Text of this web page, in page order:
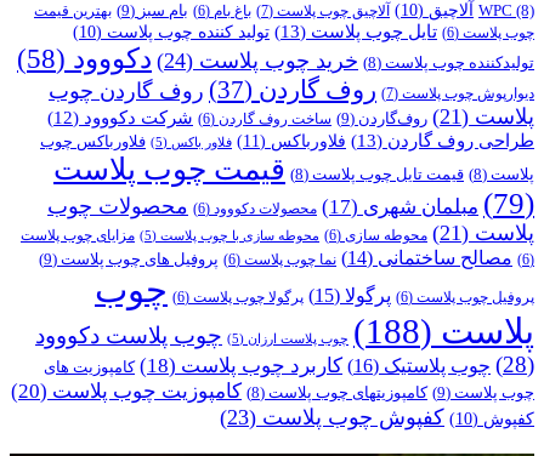
WPC (8) آلاچیق (10) آلاچیق چوب پلاست (7) باغ بام (6) بام سبز (9)
بهترین قیمت
چوب پلاست (6) تایل چوب پلاست (13) تولید کننده چوب پلاست (10)
تولیدکننده چوب پلاست (8) خرید چوب پلاست (24) دکووود (58)
دیوارپوش چوب پلاست (7) روف گاردن (37)
روف گاردن چوب
پلاست (21) روف‌گاردن (9) ساخت روف گاردن (6) شرکت دکووود (12)
طراحی روف گاردن (13) فلاورباکس (11) فلاور باکس (5)
فلاورباکس چوب
پلاست (8) قیمت تایل چوب پلاست (8)
قیمت چوب پلاست
(79)
مبلمان شهری (17) محصولات دکووود (6)
محصولات چوب
پلاست (21) محوطه سازی (6) محوطه سازی با چوب پلاست (5)
مزایای چوب پلاست
(6)
مصالح ساختمانی (14) نما چوب پلاست (6) پروفیل های چوب پلاست (9)
پروفیل چوب پلاست (6) پرگولا (15) پرگولا چوب پلاست (6)
چوب
پلاست (188) چوب پلاست ارزان (5)
چوب پلاست دکووود
(28)
چوب پلاستیک (16) کاربرد چوب پلاست (18)
کامپوزیت های
چوب پلاست (9) کامپوزیتهای چوب پلاست (8) کامپوزیت چوب پلاست (20)
کفپوش (10) کفپوش چوب پلاست (23)